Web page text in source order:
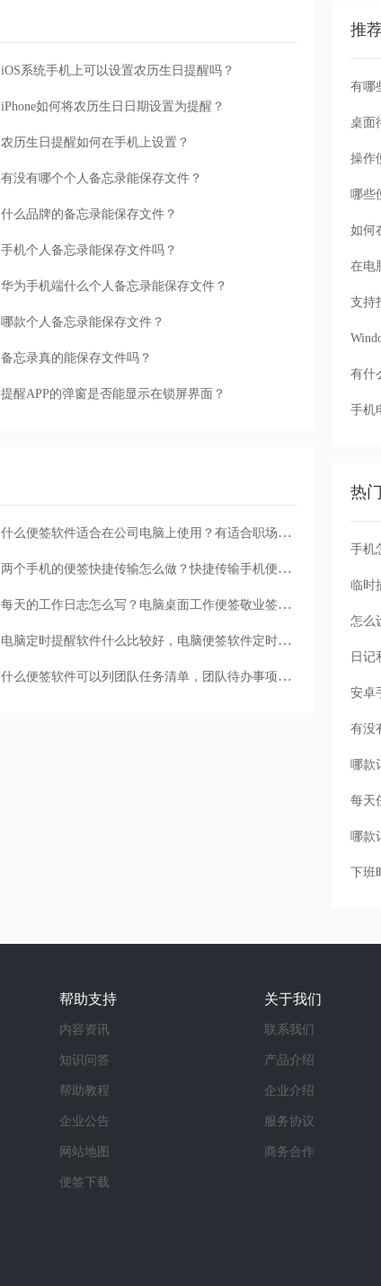
iOS系统手机上可以设置农历生日提醒吗？
iPhone如何将农历生日日期设置为提醒？
农历生日提醒如何在手机上设置？
有没有哪个个人备忘录能保存文件？
什么品牌的备忘录能保存文件？
手机个人备忘录能保存文件吗？
华为手机端什么个人备忘录能保存文件？
哪款个人备忘录能保存文件？
备忘录真的能保存文件吗？
提醒APP的弹窗是否能显示在锁屏界面？
什么便签软件适合在公司电脑上使用？有适合职场白领用的便签软件吗
两个手机的便签快捷传输怎么做？快捷传输手机便签的方法
每天的工作日志怎么写？电脑桌面工作便签敬业签如何写团队工作日志
电脑定时提醒软件什么比较好，电脑便签软件定时发送短信提醒
什么便签软件可以列团队任务清单，团队待办事项共享任务管理清单
推
有哪
桌面
操作
哪些
如何
在电
支持
有什
手机
热
手机
怎么
每天
下班
帮助支持
内容资讯
知识问答
帮助教程
企业公告
网站地图
便签下载
关于我们
联系我们
产品介绍
企业介绍
服务协议
商务合作